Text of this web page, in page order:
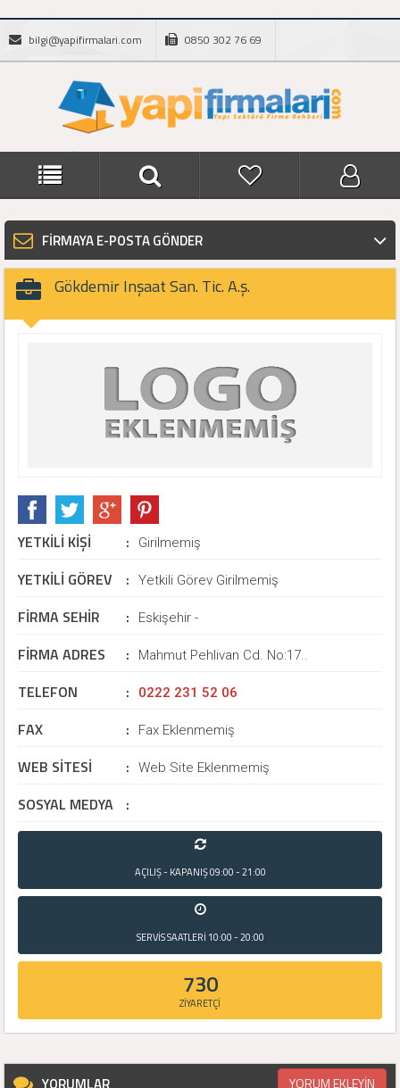
bilgi@yapifirmalari.com 0850 302 76 69
FİRMAYA E-POSTA GÖNDER
Gökdemir Inşaat San. Tic. A.ş.
YETKİLİ KİŞİ : Girilmemiş
YETKİLİ GÖREV : Yetkili Görev Girilmemiş
FİRMA SEHİR : Eskişehir -
FİRMA ADRES : Mahmut Pehlivan Cd. No:17..
TELEFON : 0222 231 52 06
FAX : Fax Eklenmemiş
WEB SİTESİ : Web Site Eklenmemiş
SOSYAL MEDYA :
AÇILIŞ - KAPANIŞ09:00 - 21:00
SERVİS SAATLERİ 10:00 - 20:00
730
ZİYARETÇİ
YORUM EKLEYİN